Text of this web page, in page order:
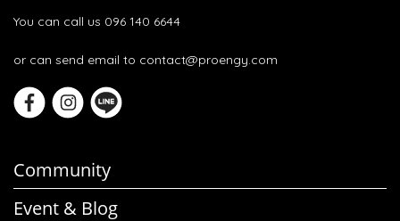
You can call us 096 140 6644
or can send email to contact@proengy.com
Community
Event & Blog